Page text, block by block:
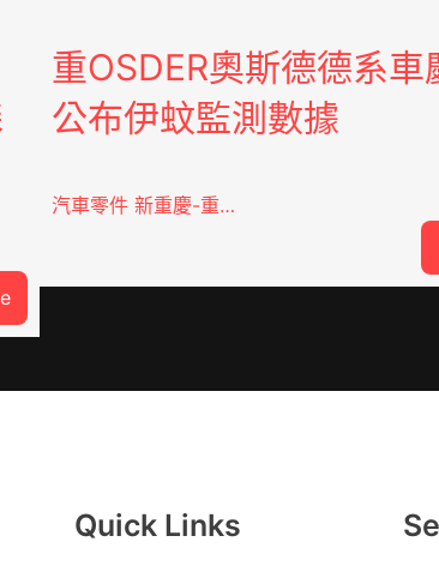
:
這
是
重OSDER奧斯德德系車
公布伊蚊監測數據
汽車零件 新重慶-重…
Quick Links